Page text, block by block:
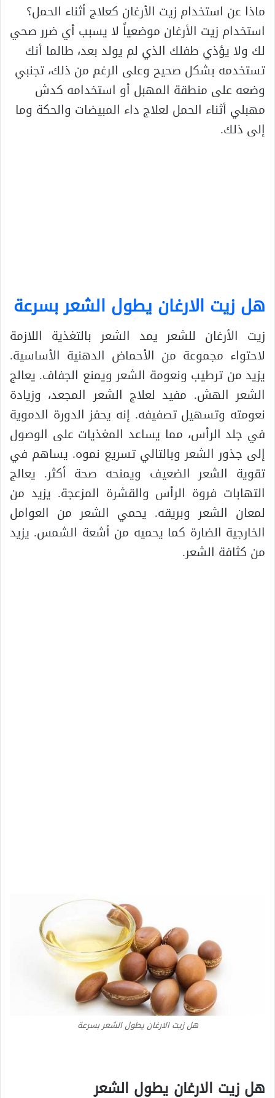
ماذا عن استخدام زيت الأرغان كعلاج أثناء الحمل؟
استخدام زيت الأرغان موضعياً لا يسبب أي ضرر صحي
لك ولا يؤذي طفلك الذي لم يولد بعد، طالما أنك
تستخدمه بشكل صحيح وعلى الرغم من ذلك، تجنبي
وضعه على منطقة المهبل أو استخدامه كدش
مهبلي أثناء الحمل لعلاج داء المبيضات والحكة وما
إلى ذلك.
هل زيت الارغان يطول الشعر بسرعة
زيت الأرغان للشعر يمد الشعر بالتغذية اللازمة
لاحتواء مجموعة من الأحماض الدهنية الأساسية.
يزيد من ترطيب ونعومة الشعر ويمنع الجفاف. يعالج
الشعر الهش. مفيد لعلاج الشعر المجعد، وزيادة
نعومته وتسهيل تصفيفه. إنه يحفز الدورة الدموية
في جلد الرأس، مما يساعد المغذيات على الوصول
إلى جذور الشعر وبالتالي تسريع نموه. يساهم في
تقوية الشعر الضعيف ويمنحه صحة أكثر. يعالج
التهابات فروة الرأس والقشرة المزعجة. يزيد من
لمعان الشعر وبريقه. يحمي الشعر من العوامل
الخارجية الضارة كما يحميه من أشعة الشمس. يزيد
من كثافة الشعر.
هل زيت الارغان يطول الشعر بسرعة
هل زيت الارغان يطول الشعر